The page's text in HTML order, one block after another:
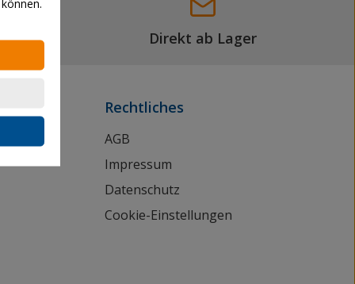
Direkt ab Lager
Rechtliches
AGB
Impressum
Datenschutz
Cookie-Einstellungen